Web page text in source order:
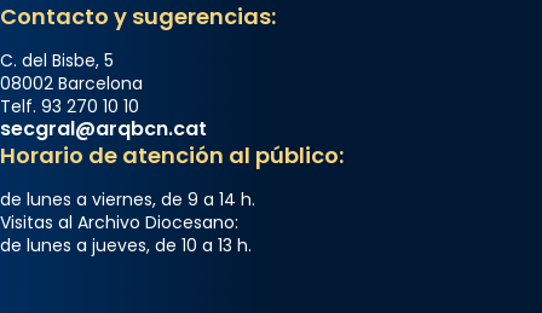
Contacto y sugerencias:
C. del Bisbe, 5
08002 Barcelona
Telf. 93 270 10 10
secgral@arqbcn.cat
Horario de atención al público:
de lunes a viernes, de 9 a 14 h.
Visitas al Archivo Diocesano:
de lunes a jueves, de 10 a 13 h.